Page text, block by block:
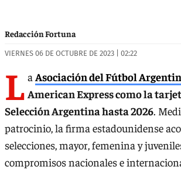
Redacción Fortuna
VIERNES 06 DE OCTUBRE DE 2023 | 02:22
L a Asociación del Fútbol
American Express como la
Selección Argentina hasta 2026.
patrocinio, la firma estadounidense
selecciones, mayor, femenina y
compromisos nacionales e